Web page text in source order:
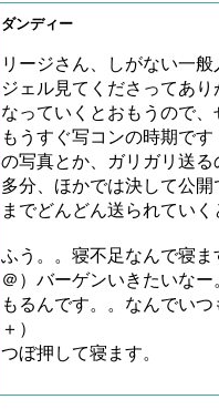
ダンディー
リージさん、しがない一
ジェル見てくださってあ
なっていくとおもうので
もうすぐ写コンの時期で
の写真とか、ガリガリ送
多分、ほかでは決して公
までどんどん送られてい
ふう。。寝不足なんで寝
＠）バーゲンいきたいな
もるんです。。なんでい
＋）
つぼ押して寝ます。